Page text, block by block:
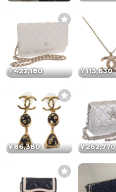
￥422,180 ￥113,630
￥86,380 ￥262,770